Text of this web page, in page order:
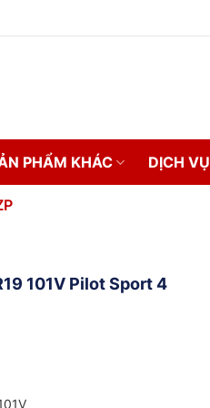
PHẨM KHÁC DỊCH VỤ
101V Pilot Sport 4